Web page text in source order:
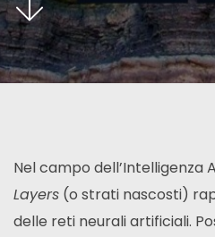
Nel campo dell’Intelligenza
Layers (o strati nascosti)
delle reti neurali artificiali.